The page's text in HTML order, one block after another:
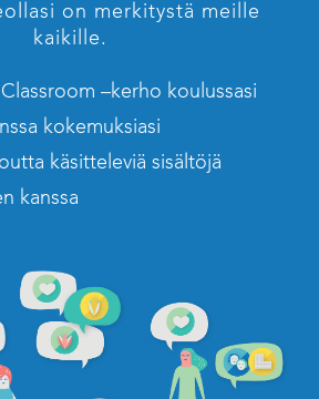
on merkitystä meille
kaikille.
–kerho koulussasi
kokemuksiasi
käsitteleviä sisältöjä
kanssa